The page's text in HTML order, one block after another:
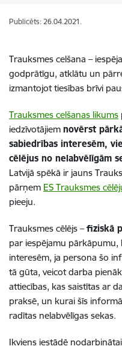
Publicēts: 26.04.2021.
Trauksmes celšana –
godprātīgu, atklātu un
izmantojot tiesības brīvi
Trauksmes celšanas likums
iedzīvotājiem novērst
sabiedrības interesēm,
cēlējus no nelabvēlīgām
Latvijā spēkā ir jauns
pārņem ES Trauksmes
pieeju.
Trauksmes cēlējs –fiziskā
par iespējamu pārkāpumu,
interesēm, ja persona šo
tā gūta, veicot darba
attiecības, kas saistītas ar
praksē, un kurai šīs
radītas nelabvēlīgas sekas.
Ikviens iestādē